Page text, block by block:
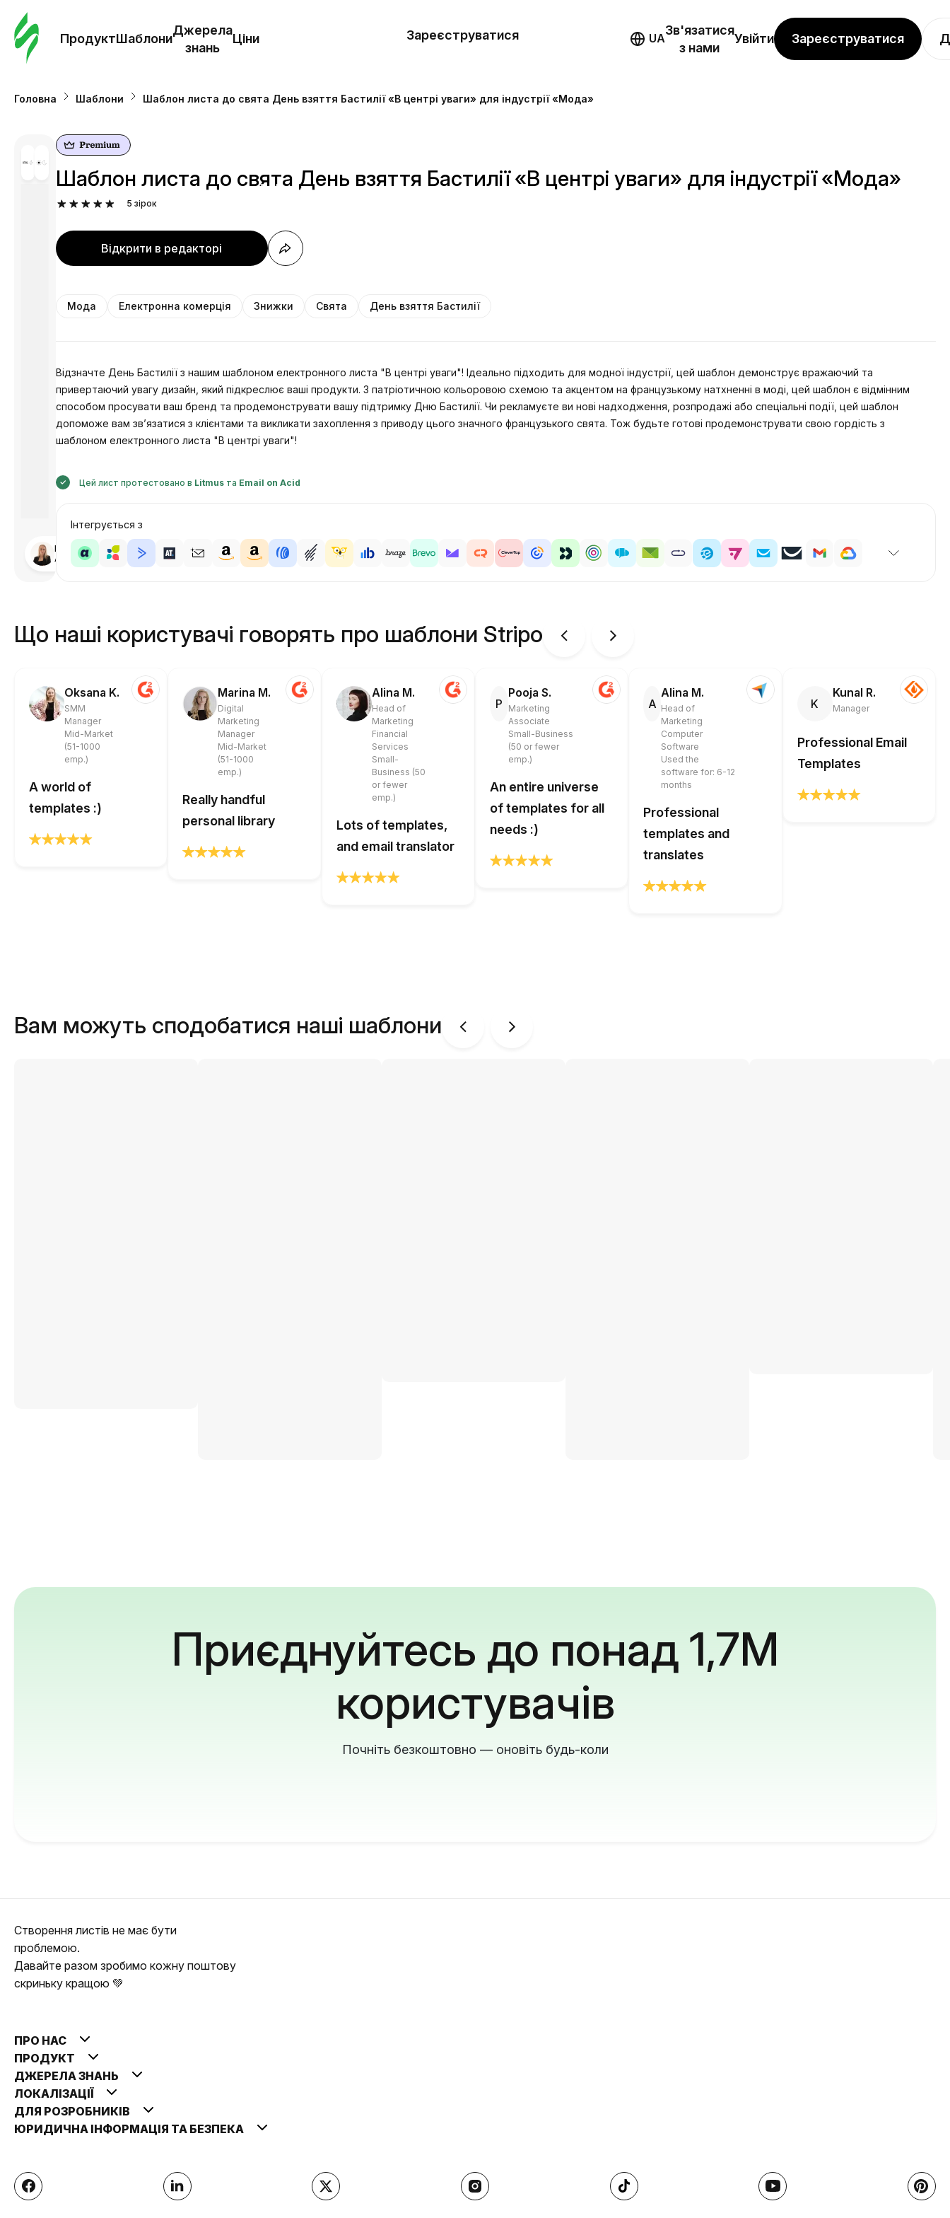
ПродуктШаблони
Джерела
знань
Ціни
Ціни
Зареєструватися UA
Зв'язатися
з нами
Увійти Зареєструватися
Головна Шаблони Шаблон листа до свята День взяття Бастилії «В центрі уваги» для індустрії «Мода»
Розроблено
Анастасія
Шаблон листа до свята День взяття Бастилії «В центрі уваги» для індустрії «Мода»
5 зірок
Відкрити в редакторі
Мода Електронна комерція Знижки Свята День взяття Бастилії
Відзначте День Бастилії з нашим шаблоном електронного листа "В центрі уваги"! Ідеально підходить для модної індустрії, цей шаблон демонструє вражаючий та
привертаючий увагу дизайн, який підкреслює ваші продукти. З патріотичною кольоровою схемою та акцентом на французькому натхненні в моді, цей шаблон є відмінним
способом просувати ваш бренд та продемонструвати вашу підтримку Дню Бастилії. Чи рекламуєте ви нові надходження, розпродажі або спеціальні події, цей шаблон
допоможе вам зв’язатися з клієнтами та викликати захоплення з приводу цього значного французького свята. Тож будьте готові продемонструвати свою гордість з
шаблоном електронного листа "В центрі уваги"!
Цей лист протестовано в Litmusта Email on Acid
Інтегрується з
Що наші користувачі говорять про шаблони Stripo
Oksana K.
SMM
Manager
Mid-Market
(51-1000
emp.)
A world of
templates :)
Marina M.
Digital
Marketing
Manager
Mid-Market
(51-1000
emp.)
Really handful
personal library
Alina M.
Head of
Marketing
Financial
Services
Small-
Business (50
or fewer
emp.)
Lots of templates,
and email translator
P
Pooja S.
Marketing
Associate
Small-Business
(50 or fewer
emp.)
An entire universe
of templates for all
needs :)
A
Alina M.
Head of
Marketing
Computer
Software
Used the
software for: 6-12
months
Professional
templates and
translates
K
Kunal R.
Manager
Professional Email
Templates
Вам можуть сподобатися наші шаблони
Приєднуйтесь до понад 1,7M
користувачів
Почніть безкоштовно — оновіть будь-коли
Створення листів не має бути
проблемою.
Давайте разом зробимо кожну поштову
скриньку кращою 💚
ПРО НАС
ПРОДУКТ
ДЖЕРЕЛА ЗНАНЬ
ЛОКАЛІЗАЦІЇ
ДЛЯ РОЗРОБНИКІВ
ЮРИДИЧНА ІНФОРМАЦІЯ ТА БЕЗПЕКА